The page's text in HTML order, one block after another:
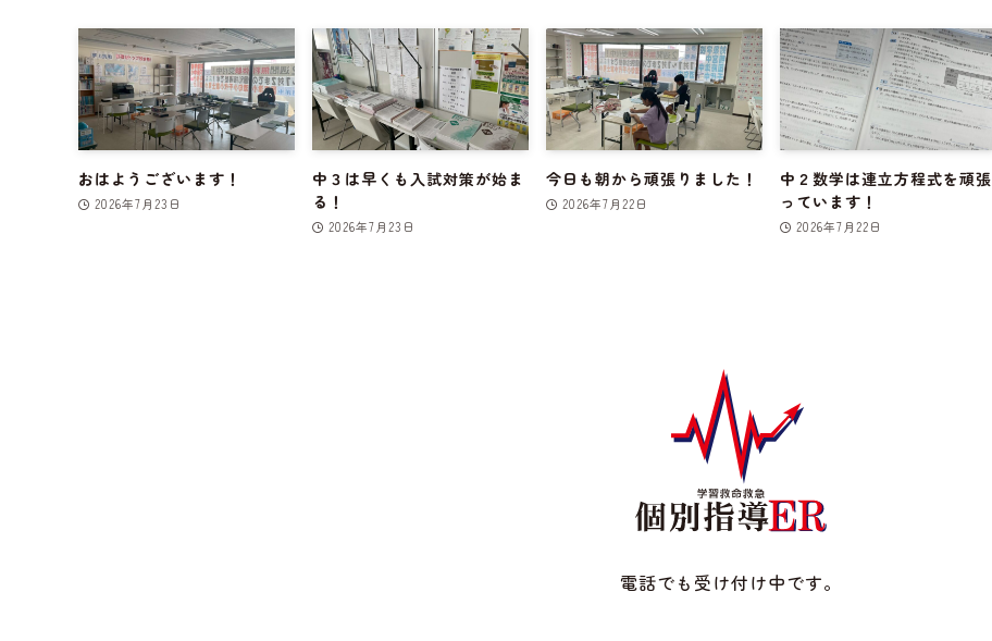
おはようございます！
2026年7月23日
中３は早くも入試対策が始ま
る！
2026年7月23日
今日も朝から頑張りました！
2026年7月22日
中２数学は連立方程式を頑張
っています！
2026年7月22日
電話でも受け付け中です。